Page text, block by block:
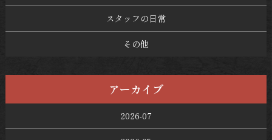
スタッフの日常
その他
アーカイブ
2026-07